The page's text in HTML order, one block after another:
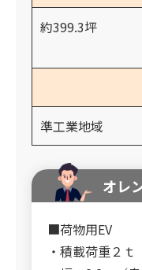
約399.3坪
準工業地域
オレ
■荷物用EV
・積載荷重２ｔ